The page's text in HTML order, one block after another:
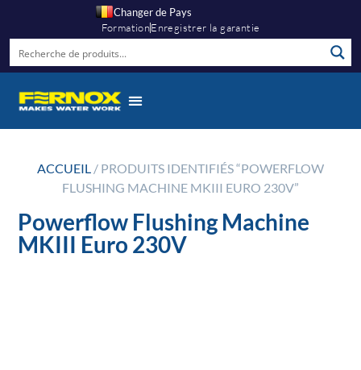
Changer de Pays
FormationEnregistrer la garantie
ACCUEIL / PRODUITS IDENTIFIÉS “POWERFLOW
FLUSHING MACHINE MKIII EURO 230V”
Powerflow Flushing Machine
MKIII Euro 230V